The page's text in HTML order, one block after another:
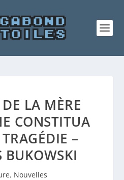
LA MÈRE
CONSTITUA
–
BUKOWSKI
, Nouvelles